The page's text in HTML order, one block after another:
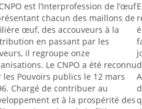
est l’Interprofession de l’œuf
chacun des maillons de
œuf, des accouveurs à la
en passant par les
il regroupe onze
Le CNPO a été reconnu
les Pouvoirs publics le 12 mars
Chargé de contribuer au
et à la prospérité des